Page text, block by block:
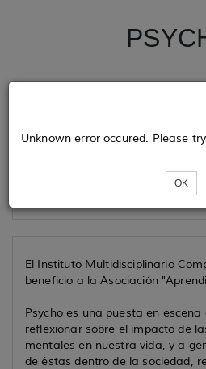
Unknown error occured. Please
OK
El Instituto Multidisciplinario
beneficio a la Asociación
Psycho es una puesta en
reflexionar sobre el impacto de
mentales en nuestra vida, y a
de éstas dentro de la sociedad,